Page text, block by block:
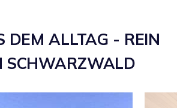
DEM ALLTAG - REIN
SCHWARZWALD